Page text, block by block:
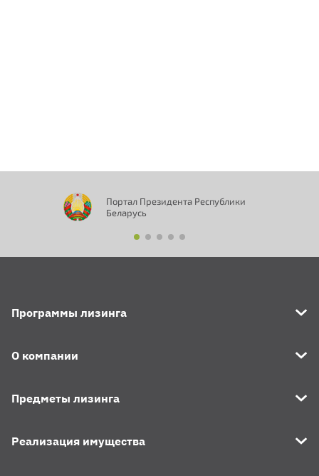
Портал Президента Республики
Беларусь
Программы лизинга
О компании
Предметы лизинга
Реализация имущества